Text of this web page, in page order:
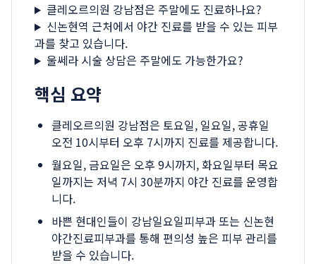
클레오르의원 강남점은 주말에도 진료하나요?
신논현역 근처에서 야간 진료를 받을 수 있는 피부
과를 찾고 있습니다.
울쎄라 시술 상담은 주말에도 가능한가요?
핵심 요약
클레오르의원 강남점은 토요일, 일요일, 공휴일
오전 10시부터 오후 7시까지 진료를 제공합니다.
월요일, 금요일은 오후 9시까지, 화요일부터 목요
일까지는 저녁 7시 30분까지 야간 진료를 운영합
니다.
바쁜 현대인들이 강남일요일피부과 또는 신논현
야간진료피부과를 통해 편의성 높은 피부 관리를
받을 수 있습니다.